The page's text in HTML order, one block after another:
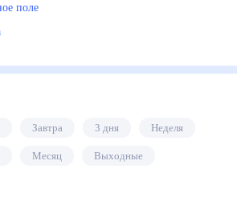
поле
Завтра 3 дня Неделя
Месяц Выходные